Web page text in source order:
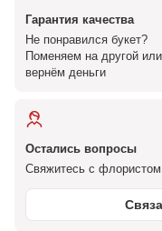
Гарантия качества
Не понравился букет?
Поменяем на другой или
вернём деньги
Остались вопросы
Свяжитесь с флористом